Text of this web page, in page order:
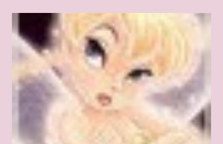
buona famiglia. I due si fidanzano con l'approvazione dei genitori
di Allie, ma a pochi giorni dalle nozze Allie vede sul giornale una
foto di Noah che dopo essere tornato dalla guerra ha realizzato il
loro sogno: restaurare una vecchia casa. Allie capisce che prima
di iniziare la sua nuova vita con Lon deve chiudere
definitivamente col passato. Ma è veramente tutto finito?
Recensione : La storia ha inizio nei giorni nostri, in un o...